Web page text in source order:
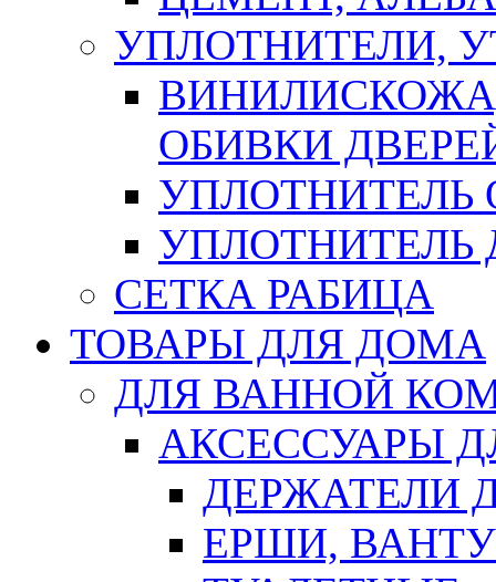
УПЛОТНИТЕЛИ,
ОБИВКИ
УПЛОТНИТЕЛЬ
СЕТКА РАБИЦА
ТОВАРЫ ДЛЯ ДОМА
ДЛЯ ВАННОЙ
АКСЕССУАРЫ
ДЕРЖАТЕЛИ
ЕРШИ,